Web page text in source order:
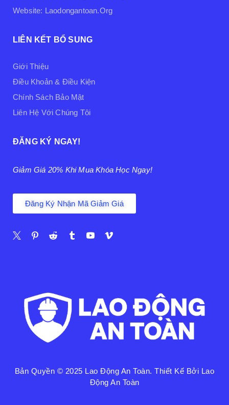
Website: Laodongantoan.org
LIÊN KẾT BỔ SUNG
Giới Thiệu
Điều Khoản & Điều Kiện
Chính Sách Bảo Mật
Liên Hệ Với Chúng Tôi
ĐĂNG KÝ NGAY!
Giảm Giá 20% Khi Mua Khóa Học Ngay!
Đăng Ký Nhận Mã Giảm Giá
Bản Quyền © 2025 Lao Động An Toàn. Thiết Kế Bởi Lao
Động An Toàn